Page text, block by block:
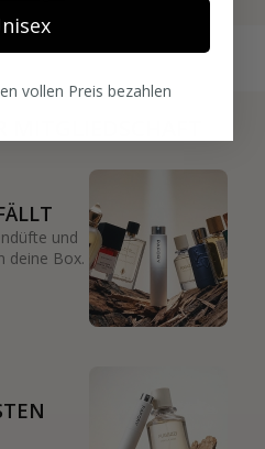
und
deine Box.
vollen Preis bezahlen